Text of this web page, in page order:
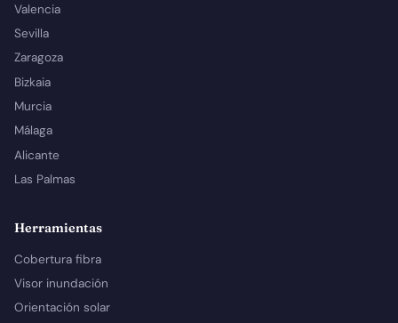
Valencia
Sevilla
Zaragoza
Bizkaia
Murcia
Málaga
Alicante
Las Palmas
Herramientas
Cobertura fibra
Visor inundación
Orientación solar